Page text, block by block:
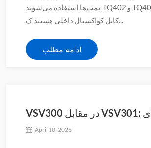
پمپ‌ها استفاده می‌شوند. TQ402 و TQ403 دارای یک
کابل کواکسیال داخلی هستند ک...
ادامه مطلب
VSV300 در مقابل VSV301: تفاوت‌های
کلیدی برای نظارت صنعتی
April 10, 2026